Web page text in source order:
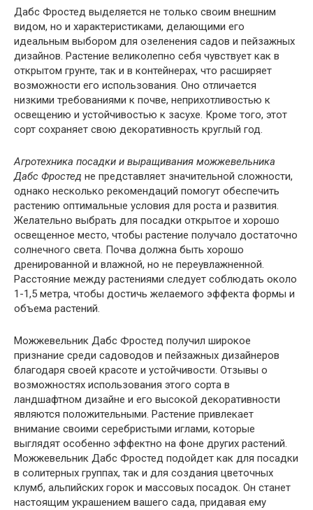
Дабс Фростед выделяется не только своим внешним
видом, но и характеристиками, делающими его
идеальным выбором для озеленения садов и пейзажных
дизайнов. Растение великолепно себя чувствует как в
открытом грунте, так и в контейнерах, что расширяет
возможности его использования. Оно отличается
низкими требованиями к почве, неприхотливостью к
освещению и устойчивостью к засухе. Кроме того, этот
сорт сохраняет свою декоративность круглый год.
Агротехника посадки и выращивания можжевельника
Дабс Фростед не представляет значительной сложности,
однако несколько рекомендаций помогут обеспечить
растению оптимальные условия для роста и развития.
Желательно выбрать для посадки открытое и хорошо
освещенное место, чтобы растение получало достаточно
солнечного света. Почва должна быть хорошо
дренированной и влажной, но не переувлажненной.
Расстояние между растениями следует соблюдать около
1-1,5 метра, чтобы достичь желаемого эффекта формы и
объема растений.
Можжевельник Дабс Фростед получил широкое
признание среди садоводов и пейзажных дизайнеров
благодаря своей красоте и устойчивости. Отзывы о
возможностях использования этого сорта в
ландшафтном дизайне и его высокой декоративности
являются положительными. Растение привлекает
внимание своими серебристыми иглами, которые
выглядят особенно эффектно на фоне других растений.
Можжевельник Дабс Фростед подойдет как для посадки
в солитерных группах, так и для создания цветочных
клумб, альпийских горок и массовых посадок. Он станет
настоящим украшением вашего сада, придавая ему